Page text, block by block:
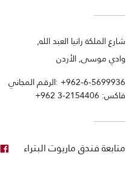
شارع الملكة رانيا العبد الله,
وادي موسى, الأردن
الرقم المجاني: +962-6-5699936
فاكس:+962 3-2154406
متابعةفندق ماريوت البتراء